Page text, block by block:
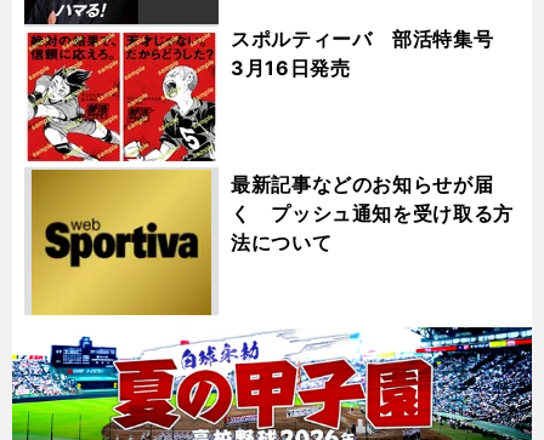
スポルティーバ 部活特集号
3月16日発売
最新記事などのお知らせが届
く プッシュ通知を受け取る方
法について